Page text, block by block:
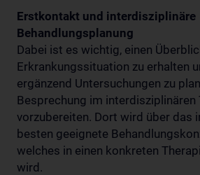
Erstkontakt und interdisziplinäre
Behandlungsplanung
Dabei ist es wichtig, einen
Erkrankungssituation zu erhalten
ergänzend Untersuchungen zu
Besprechung im interdisziplinären
vorzubereiten. Dort wird über das
besten geeignete
welches in einen konkreten
wird.